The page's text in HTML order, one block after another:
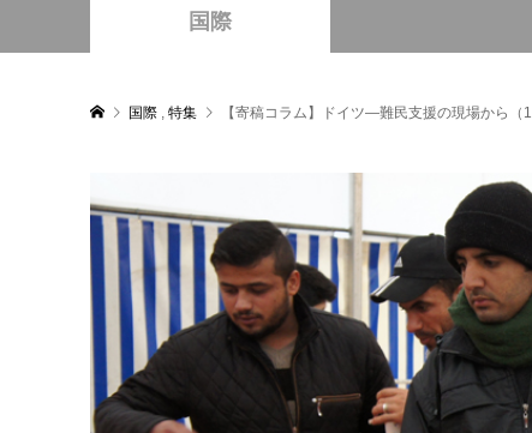
国際
国際 , 特集 【寄稿コラム】ドイツ―難民支援の現場から（